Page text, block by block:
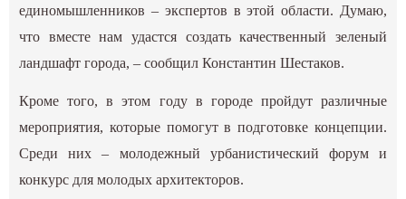
единомышленников – экспертов в этой области. Думаю,
что вместе нам удастся создать качественный зеленый
ландшафт города, – сообщил Константин Шестаков.
Кроме того, в этом году в городе пройдут различные
мероприятия, которые помогут в подготовке концепции.
Среди них – молодежный урбанистический форум и
конкурс для молодых архитекторов.